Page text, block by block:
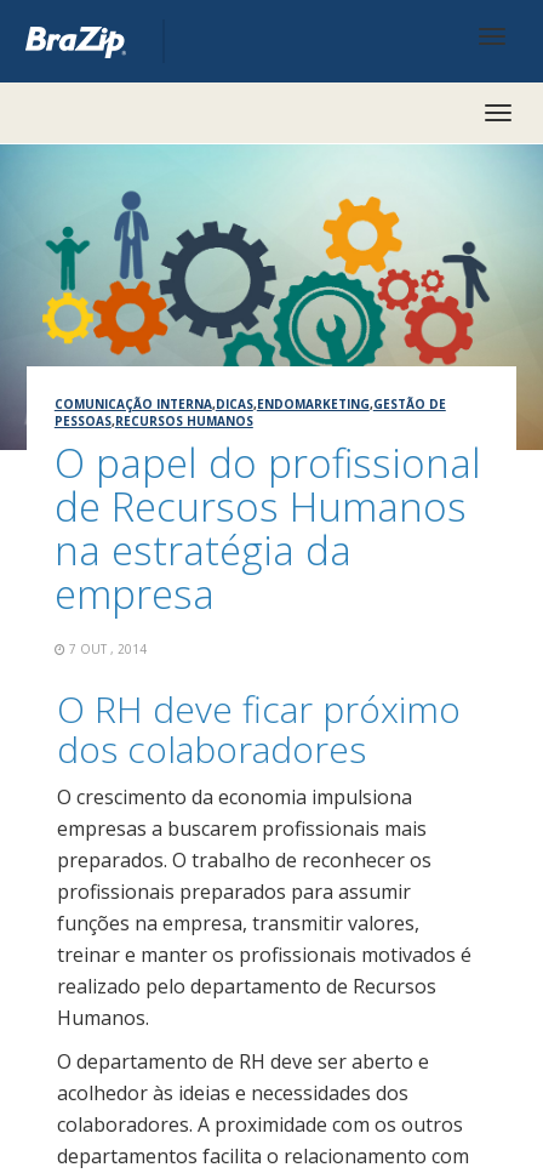
COMUNICAÇÃO INTERNA,DICAS,ENDOMARKETING,GESTÃO DE
PESSOAS,RECURSOS HUMANOS
O papel do profissional
de Recursos Humanos
na estratégia da
empresa
7 OUT , 2014
O RH deve ficar próximo
dos colaboradores
O crescimento da economia impulsiona
empresas a buscarem profissionais mais
preparados. O trabalho de reconhecer os
profissionais preparados para assumir
funções na empresa, transmitir valores,
treinar e manter os profissionais motivados é
realizado pelo departamento de Recursos
Humanos.
O departamento de RH deve ser aberto e
acolhedor às ideias e necessidades dos
colaboradores. A proximidade com os outros
departamentos facilita o relacionamento com